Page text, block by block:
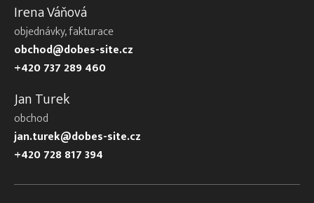
Irena Váňová
objednávky, fakturace
obchod@dobes-site.cz
+420 737 289 460
Jan Turek
obchod
jan.turek@dobes-site.cz
+420 728 817 394